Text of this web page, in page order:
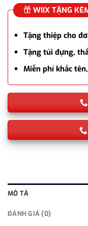
WIIX TẶNG
Tặng thiệp cho
Tặng túi đựng,
Miễn phí khắc
MÔ TẢ
ĐÁNH GIÁ (0)